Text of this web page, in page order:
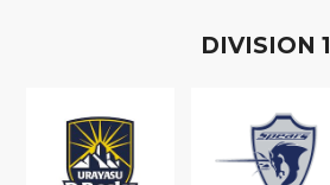
DIVISION 1